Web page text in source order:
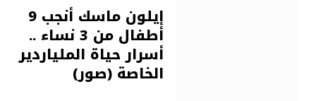
إيلون ماسك أنجب 9
أطفال من 3 نساء ..
أسرار حياة الملياردير
الخاصة (صور)